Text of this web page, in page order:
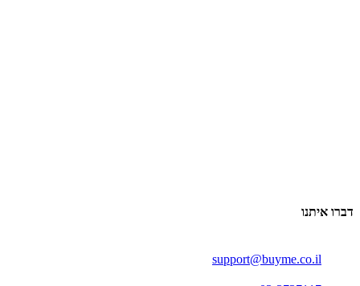
דברו איתנו
support@buyme.co.il